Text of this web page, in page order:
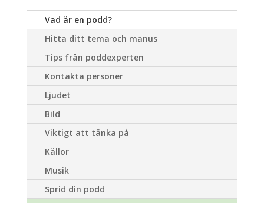
Vad är en podd?
Hitta ditt tema och manus
Tips från poddexperten
Kontakta personer
Ljudet
Bild
Viktigt att tänka på
Källor
Musik
Sprid din podd